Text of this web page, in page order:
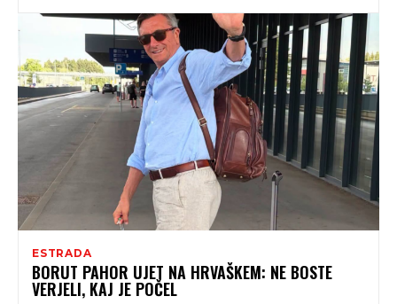
ESTRADA
BORUT PAHOR UJET NA HRVAŠKEM: NE BOSTE
VERJELI, KAJ JE POČEL